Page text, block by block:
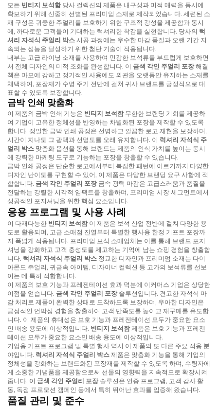
모든 빈티지 보석함당사 컬렉션의 제품은 내구성과 미적 매력을 동시에
확보하기 위해 신중히 선별된 프리미엄 소재로 제작되었습니다. 세련된 소
재 구성은 귀중한 주얼리를 보호하기 위한 구조적 강성을 제공함과 동시
에, 까다로운 고객들이 기대하는 럭셔리한 착감을 실현합니다. 당사의 럭
셔리 자석식 주얼리 박스시공 과정에는 우수한 마감 품질과 오랜 기간 지
속되는 성능을 달성하기 위한 첨단 기술이 적용됩니다.
내부는 고급 라이닝 소재를 사용하여 민감한 보석류를 부드럽게 보호하면
서 전체 디자인의 미적 조화를 완성합니다. 이 금색 각인 주얼리 포장해결
책은 마모에 강하고 정기적인 사용에도 외관을 오랫동안 유지하는 소재를
채택하여, 포장재가 수명 주기 전반에 걸쳐 귀사 브랜드를 긍정적으로 대
표할 수 있도록 보장합니다.
금박 인쇄 맞춤화
이 제품의 금박 인쇄 기능은 빈티지 보석함무한한 브랜딩 기회를 제공하
여 기업이 고유한 정체성을 반영하는 차별화된 포장을 제작할 수 있도록
합니다. 정밀한 금박 인쇄 공정은 선명하고 깔끔한 로고 재현을 보장하며,
시간이 지나도 그 광택과 선명도를 오래 유지합니다. 이 럭셔리 자석식 주
얼리 박스 맞춤화 옵션을 통해 브랜드는 제품의 인식 가치를 높이는 동시
에 강력한 마케팅 도구로 기능하는 포장을 창출할 수 있습니다.
금박 인쇄 공정은 단순한 로고에서부터 복잡한 패턴에 이르기까지 다양한
디자인 난이도를 구현할 수 있어, 이 제품은 다양한 브랜딩 요구 사항에 적
합합니다. 금색 각인 주얼리 포장금속 광택 마감은 고급스러움과 품질을
전달하는 강렬한 시각적 임팩트를 창출하며, 프리미엄 시장 세그먼트에서
성공적인 포지셔닝을 위한 핵심 요소입니다.
응용 프로그램 및 사용 사례
이 다재다능한 빈티지 보석함이 제품은 보석 산업 전반에 걸쳐 다양한 용
도로 활용되며, 고급 소매점 진열부터 특별한 행사용 한정 기프트 포장까
지 폭넓게 적용됩니다. 프리미엄 보석 소매업체는 이를 통해 브랜드 포지
셔닝을 강화하고 고객 충성도를 제고하는 기억에 남는 쇼핑 경험을 창출합
니다. 럭셔리 자석식 주얼리 박스 정교한 디자인과 프리미엄 소재는 다이
아몬드 주얼리, 귀금속 아이템, 디자이너 컬렉션 등 고가의 보석류를 선보
이는 데 특히 적합합니다.
이 제품의 보호 기능과 프레젠테이션 효과 덕분에 이커머스 기업은 상당한
이점을 얻습니다. 금색 각인 주얼리 포장솔루션입니다. 견고한 자석식 마
감 처리로 제품이 완벽한 상태로 도착하도록 보장하며, 우아한 디자인은
긍정적인 언박싱 경험을 창출하여 고객 만족도를 높이고 재구매를 유도합
니다. 이 제품의 휴대성은 보호 기능과 프레젠테이션 모두가 중요한 요소
인 배송 용도에 이상적입니다. 빈티지 보석함제품은 보호 기능과 프레젠
테이션 모두가 중요한 요소인 배송 용도에 이상적입니다.
기업용 기프트 프로그램 및 특별 행사 역시 이 제품의 또 다른 주요 적용 분
야입니다. 럭셔리 자석식 주얼리 박스제품은 맞춤화 기능을 통해 기업의
정체성을 강화하는 브랜드화된 포장재를 제작할 수 있도록 하며, 수령자에
게 소중한 기념품을 제공함으로써 선물의 영향력을 지속적으로 확장시켜
줍니다. 이 금색 각인 주얼리 포장솔루션은 인증 프로그램, 고객 감사 활
동, 독점 프로모션 캠페인 등에서 특히 뛰어난 효과를 입증해 왔습니다.
품질 관리 및 준수